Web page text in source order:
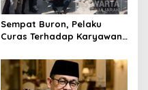
Sempat Buron, Pelaku
Curas Terhadap Karyawan
Ditangkap Polisi